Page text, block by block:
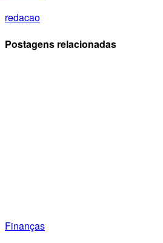
redacao
Postagens relacionadas
Finanças